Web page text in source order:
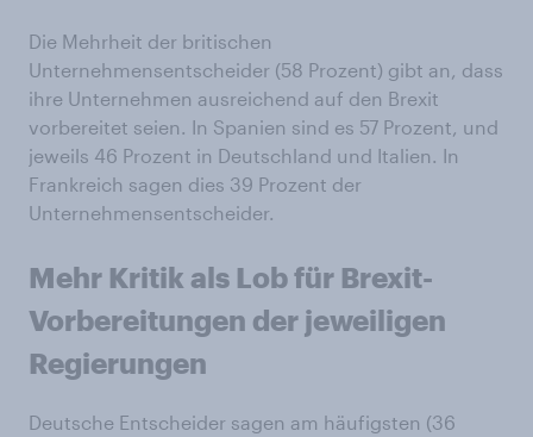
Die Mehrheit der britischen
Unternehmensentscheider (58 Prozent) gibt an, dass
ihre Unternehmen ausreichend auf den Brexit
vorbereitet seien. In Spanien sind es 57 Prozent, und
jeweils 46 Prozent in Deutschland und Italien. In
Frankreich sagen dies 39 Prozent der
Unternehmensentscheider.
Mehr Kritik als Lob für Brexit-
Vorbereitungen der jeweiligen
Regierungen
Deutsche Entscheider sagen am häufigsten (36